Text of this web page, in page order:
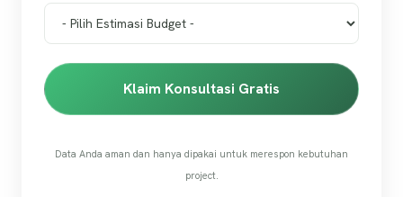
Klaim Konsultasi Gratis
Data Anda aman dan hanya dipakai untuk merespon kebutuhan
project.